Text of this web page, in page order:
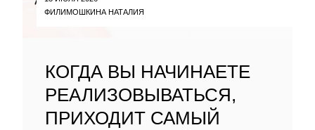
ФИЛИМОШКИНА НАТАЛИЯ
КОГДА ВЫ НАЧИНАЕТЕ
РЕАЛИЗОВЫВАТЬСЯ,
ПРИХОДИТ САМЫЙ